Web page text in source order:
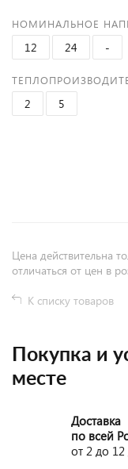
НОМИНАЛЬНОЕ
12 24 -
2 5
Цена действительна
отличаться от цен в
К списку товаров
Покупка и
месте
Доставка
по всей
от 2 до